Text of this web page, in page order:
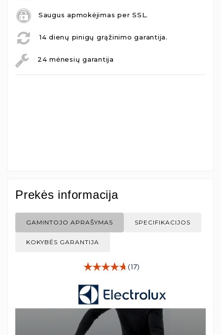
Saugus apmokėjimas per SSL.
14 dienų pinigų grąžinimo garantija.
24 mėnesių garantija
Prekės informacija
GAMINTOJO APRAŠYMAS SPECIFIKACIJOS
KOKYBĖS GARANTIJA
(17)